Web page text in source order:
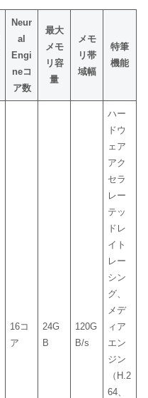
Neur
al
Engi
neコ
ア数
最大
メモ
リ容
量
メモ
リ帯
域幅
特筆
機能
16コ
ア
24G
B
120G
B/s
ハー
ドウ
ェア
アク
セラ
レー
テッ
ドレ
イト
レー
シン
グ、
メデ
ィア
エン
ジン
（H.2
64、